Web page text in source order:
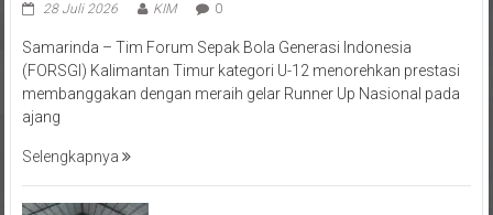
28 Juli 2026 KIM 0
Samarinda – Tim Forum Sepak Bola Generasi Indonesia
(FORSGI) Kalimantan Timur kategori U-12 menorehkan prestasi
membanggakan dengan meraih gelar Runner Up Nasional pada
ajang
Selengkapnya